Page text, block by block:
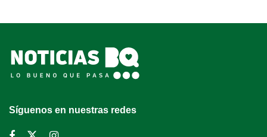
Síguenos en nuestras redes